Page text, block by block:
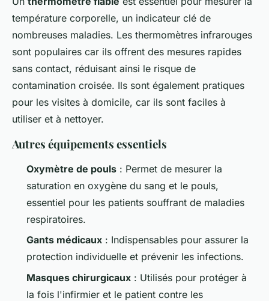
température corporelle, un indicateur clé de
nombreuses maladies. Les thermomètres infrarouges
sont populaires car ils offrent des mesures rapides
sans contact, réduisant ainsi le risque de
contamination croisée. Ils sont également pratiques
pour les visites à domicile, car ils sont faciles à
utiliser et à nettoyer.
Autres équipements essentiels
Oxymètre de pouls : Permet de mesurer la
saturation en oxygène du sang et le pouls,
essentiel pour les patients souffrant de maladies
respiratoires.
Gants médicaux : Indispensables pour assurer la
protection individuelle et prévenir les infections.
Masques chirurgicaux : Utilisés pour protéger à
la fois l'infirmier et le patient contre les